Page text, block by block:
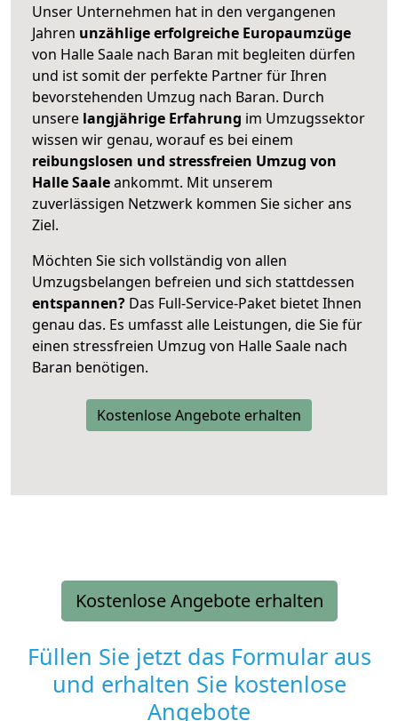
Unser Unternehmen hat in den vergangenen
Jahren unzählige erfolgreiche Europaumzüge
von Halle Saale nach Baran mit begleiten dürfen
und ist somit der perfekte Partner für Ihren
bevorstehenden Umzug nach Baran. Durch
unsere langjährige Erfahrung im Umzugssektor
wissen wir genau, worauf es bei einem
reibungslosen und stressfreien Umzug von
Halle Saaleankommt. Mit unserem
zuverlässigen Netzwerk kommen Sie sicher ans
Ziel.
Möchten Sie sich vollständig von allen
Umzugsbelangen befreien und sich stattdessen
entspannen? Das Full-Service-Paket bietet Ihnen
genau das. Es umfasst alle Leistungen, die Sie für
einen stressfreien Umzug von Halle Saale nach
Baran benötigen.
Kostenlose Angebote erhalten
Kostenlose Angebote erhalten
Füllen Sie jetzt das Formular aus
und erhalten Sie kostenlose
Angebote